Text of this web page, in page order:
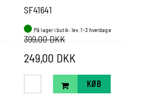
SF41641
På lager i butik: lev. 1-3 hverdage
399,00 DKK
249,00 DKK
KØB